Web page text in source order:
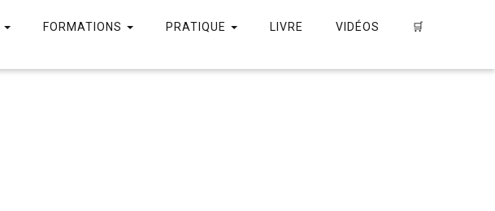
FORMATIONS PRATIQUE LIVRE VIDÉOS 🛒